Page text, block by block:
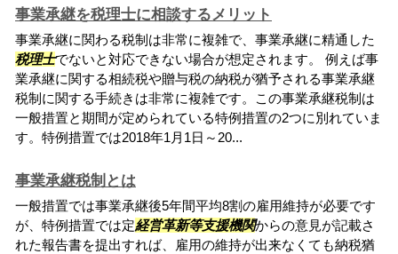
事業承継を税理士に相談するメリット
事業承継に関わる税制は非常に複雑で、事業承継に精通した
税理士でないと対応できない場合が想定されます。 例えば事
業承継に関する相続税や贈与税の納税が猶予される事業承継
税制に関する手続きは非常に複雑です。この事業承継税制は
一般措置と期間が定められている特例措置の2つに別れていま
す。特例措置では2018年1月1日～20...
事業承継税制とは
一般措置では事業承継後5年間平均8割の雇用維持が必要です
が、特例措置では定経営革新等支援機関からの意見が記載さ
れた報告書を提出すれば、雇用の維持が出来なくても納税猶